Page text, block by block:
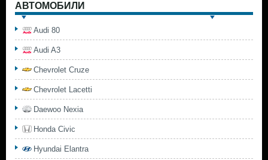
АВТОМОБИЛИ
Audi 80
Audi A3
Chevrolet Cruze
Chevrolet Lacetti
Daewoo Nexia
Honda Civic
Hyundai Elantra